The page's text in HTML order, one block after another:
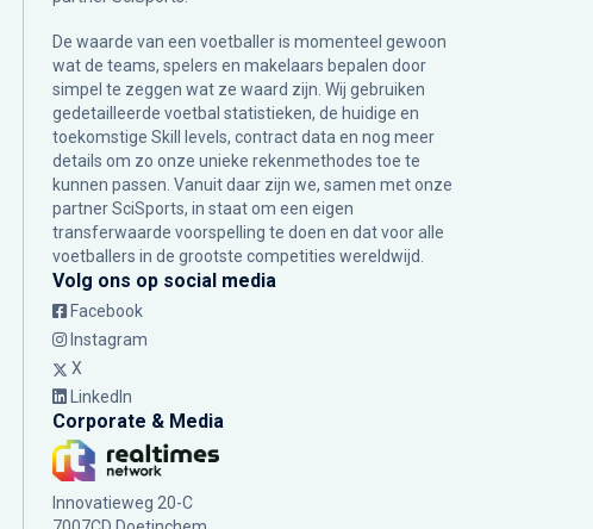
De waarde van een voetballer is momenteel gewoon
wat de teams, spelers en makelaars bepalen door
simpel te zeggen wat ze waard zijn. Wij gebruiken
gedetailleerde voetbal statistieken, de huidige en
toekomstige Skill levels, contract data en nog meer
details om zo onze unieke rekenmethodes toe te
kunnen passen. Vanuit daar zijn we, samen met onze
partner SciSports, in staat om een eigen
transferwaarde voorspelling te doen en dat voor alle
voetballers in de grootste competities wereldwijd.
Volg ons op social media
Facebook
Instagram
X
LinkedIn
Corporate & Media
Innovatieweg 20-C